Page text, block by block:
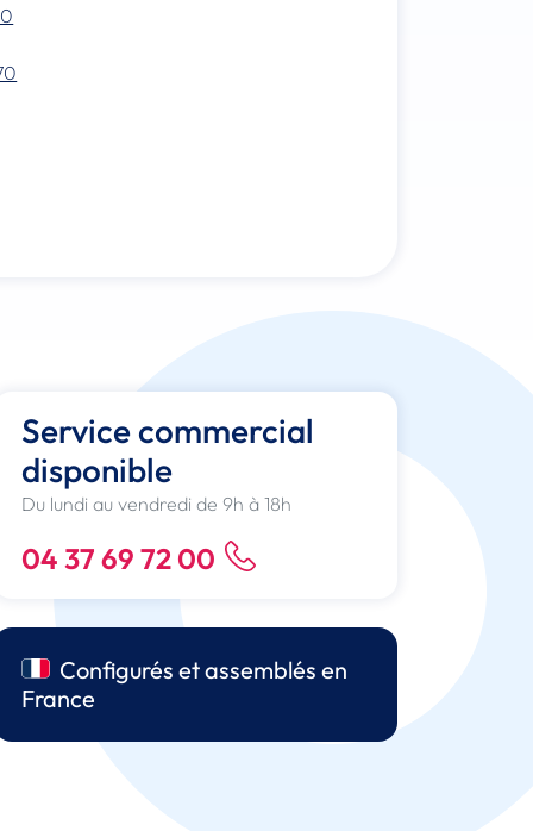
Service commercial
disponible
Du lundi au vendredi de 9h à 18h
04 37 69 72 00
Configurés et assemblés en
France